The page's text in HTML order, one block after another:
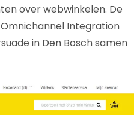
over webwinkelen. De
Integration
in Den Bosch samen